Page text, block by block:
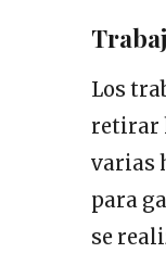
Los
retirar
varias
para
se